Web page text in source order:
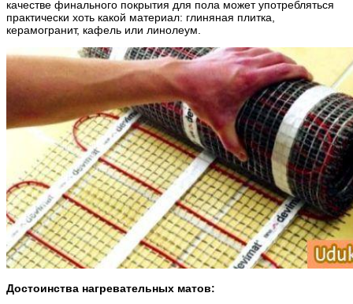
качестве финального покрытия для пола может употребляться
практически хоть какой материал: глиняная плитка,
керамогранит, кафель или линолеум.
Достоинства нагревательных матов: